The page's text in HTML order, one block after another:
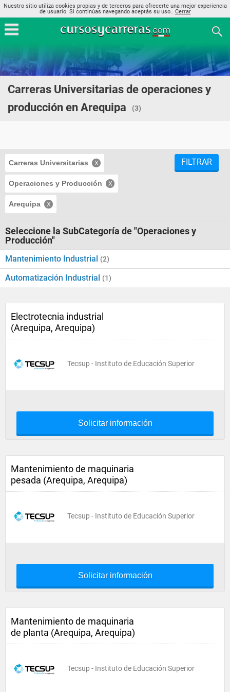
Nuestro sitio utiliza cookies propias y de terceros para ofrecerte una mejor experiencia
de usuario. Si continúas navegando aceptás su uso.. Cerrar
Carreras Universitarias de operaciones y
producción en Arequipa
(3)
Carreras Universitarias
Operaciones y Producción
Arequipa
FILTRAR
Seleccione la SubCategoría de "Operaciones y
Producción"
Mantenimiento Industrial (2)
Automatización Industrial (1)
Electrotecnia industrial
(Arequipa, Arequipa)
Tecsup - Instituto de Educación Superior
Solicitar información
Mantenimiento de maquinaria
pesada (Arequipa, Arequipa)
Tecsup - Instituto de Educación Superior
Solicitar información
Mantenimiento de maquinaria
de planta (Arequipa, Arequipa)
Tecsup - Instituto de Educación Superior